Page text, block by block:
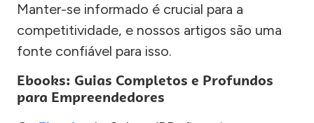
Manter-se informado é crucial para a
competitividade, e nossos artigos são uma
fonte confiável para isso.
Ebooks: Guias Completos e Profundos
para Empreendedores